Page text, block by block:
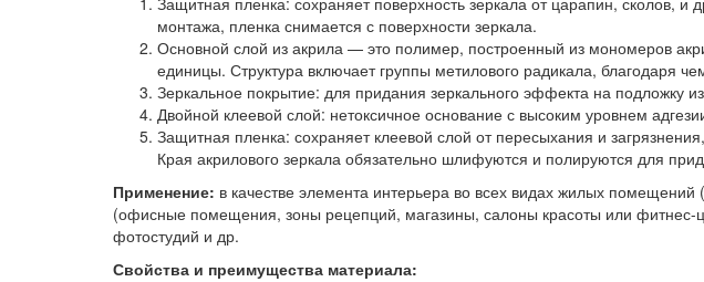
монтажа, пленка снимается с поверхности зеркала.
Основной слой из акрила — это полимер, построенный из мономеров
единицы. Структура включает группы метилового радикала, благодаря
Зеркальное покрытие: для придания зеркального эффекта на подложку
Двойной клеевой слой: нетоксичное основание с высоким уровнем
Защитная пленка: сохраняет клеевой слой от пересыхания и
Края акрилового зеркала обязательно шлифуются и полируются для
Применение: в качестве элемента интерьера во всех видах жилых
(офисные помещения, зоны рецепций, магазины, салоны красоты или фитнес-
фотостудий и др.
Свойства и преимущества материала: